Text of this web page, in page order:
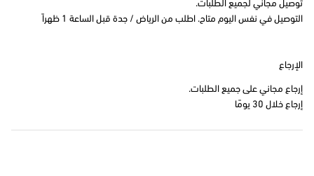
توصيل مجاني لجميع الطلبات.
التوصيل في نفس اليوم متاح. اطلب من الرياض / جدة قبل الساعة 1 ظهراً
الإرجاع
إرجاع مجاني على جميع الطلبات.
إرجاع خلال 30 يومًا